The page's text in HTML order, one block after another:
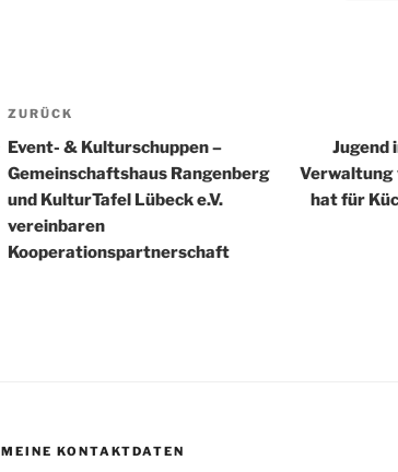
Beitragsnavigation
Vorheriger
Beitrag
ZURÜCK
Event- & Kulturschuppen –
Gemeinschaftshaus Rangenberg
und KulturTafel Lübeck e.V.
vereinbaren
Kooperationspartnerschaft
Jugend
Verwaltung
hat für
MEINE KONTAKTDATEN